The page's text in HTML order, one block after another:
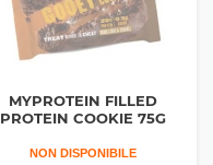
MYPROTEIN FILLED
PROTEIN COOKIE 75G
NON DISPONIBILE